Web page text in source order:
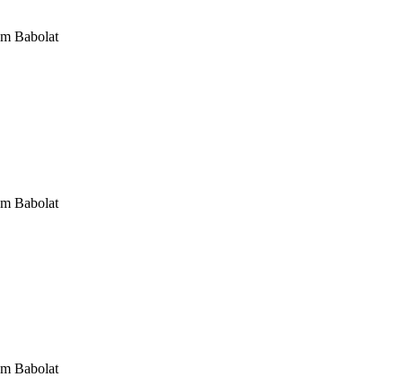
Babolat
Babolat
Babolat